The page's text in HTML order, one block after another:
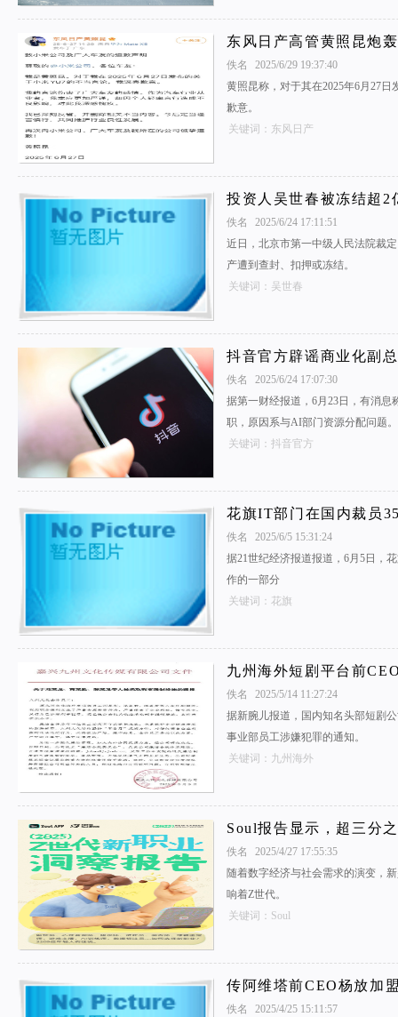
东风日产高管黄照昆炮
佚名
2025/6/29 19:37:40
黄照昆称，对于其在2025年6月27
歉意。
关键词：东风日产
投资人吴世春被冻结超2
佚名
2025/6/24 17:11:51
近日，北京市第一中级人民法院裁
产遭到查封、扣押或冻结。
关键词：吴世春
抖音官方辟谣商业化副
佚名
2025/6/24 17:07:30
据第一财经报道，6月23日，有消
职，原因系与AI部门资源分配问题。
关键词：抖音官方
花旗IT部门在国内裁员
佚名
2025/6/5 15:31:24
据21世纪经济报道报道，6月5日，
作的一部分
关键词：花旗
九州海外短剧平台前
佚名
2025/5/14 11:27:24
据新腕儿报道，国内知名头部短剧
事业部员工涉嫌犯罪的通知。
关键词：九州海外
Soul报告显示，超三分
佚名
2025/4/27 17:55:35
随着数字经济与社会需求的演变，
响着Z世代。
关键词：Soul
传阿维塔前CEO杨放加
佚名 2025/4/25 15:11:57